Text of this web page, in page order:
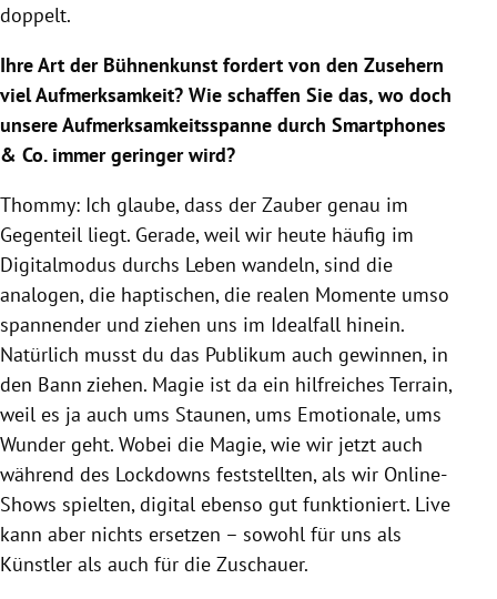
doppelt.
Ihre Art der Bühnenkunst fordert von den Zusehern
viel Aufmerksamkeit? Wie schaffen Sie das, wo doch
unsere Aufmerksamkeitsspanne durch Smartphones
& Co. immer geringer wird?
Thommy: Ich glaube, dass der Zauber genau im
Gegenteil liegt. Gerade, weil wir heute häufig im
Digitalmodus durchs Leben wandeln, sind die
analogen, die haptischen, die realen Momente umso
spannender und ziehen uns im Idealfall hinein.
Natürlich musst du das Publikum auch gewinnen, in
den Bann ziehen. Magie ist da ein hilfreiches Terrain,
weil es ja auch ums Staunen, ums Emotionale, ums
Wunder geht. Wobei die Magie, wie wir jetzt auch
während des Lockdowns feststellten, als wir Online-
Shows spielten, digital ebenso gut funktioniert. Live
kann aber nichts ersetzen – sowohl für uns als
Künstler als auch für die Zuschauer.